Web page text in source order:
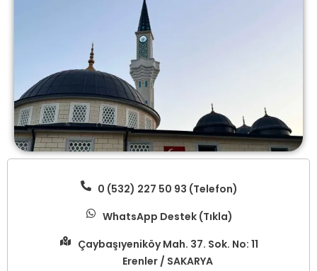
0 (532) 227 50 93 (Telefon)
WhatsApp Destek (Tıkla)
Çaybaşıyeniköy Mah. 37. Sok. No: 11
Erenler / SAKARYA